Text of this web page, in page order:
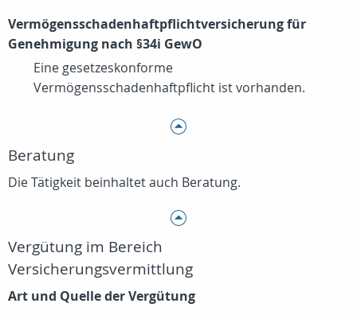
Vermögensschadenhaftpflichtversicherung für
Genehmigung nach §34i GewO
Eine gesetzeskonforme
Vermögensschadenhaftpflicht ist vorhanden.
Beratung
Die Tätigkeit beinhaltet auch Beratung.
Vergütung im Bereich
Versicherungsvermittlung
Art und Quelle der Vergütung